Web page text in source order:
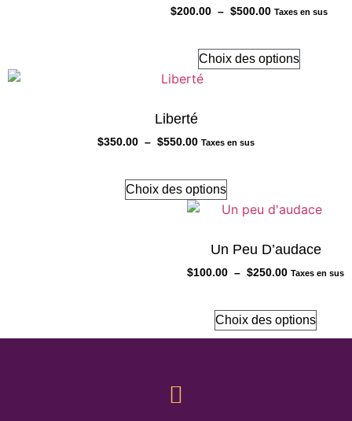
$200.00 – $500.00 Taxes en sus
Choix des options
Liberté
$350.00 – $550.00 Taxes en sus
Choix des options
Un Peu D’audace
$100.00 – $250.00 Taxes en sus
Choix des options